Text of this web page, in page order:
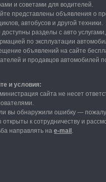
и советами для водителей.
представлены объявления о
автобусов и другой техники.
доступны разделы с авто
по эксплуатации
объявлений на сайте
и продавцов автомобилей
и условия:
сайта не несет
вы обнаружили ошибку —
к сотрудничеству и
направлять нае-mail .